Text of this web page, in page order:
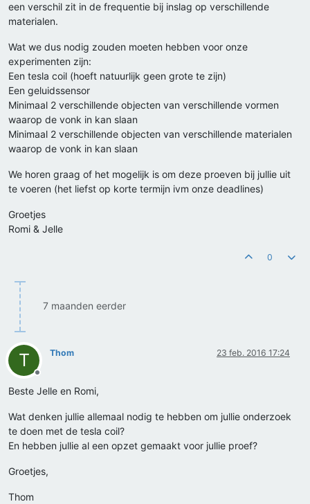
een verschil zit in de frequentie bij inslag op verschillende
materialen.
Wat we dus nodig zouden moeten hebben voor onze
experimenten zijn:
Een tesla coil (hoeft natuurlijk geen grote te zijn)
Een geluidssensor
Minimaal 2 verschillende objecten van verschillende vormen
waarop de vonk in kan slaan
Minimaal 2 verschillende objecten van verschillende materialen
waarop de vonk in kan slaan
We horen graag of het mogelijk is om deze proeven bij jullie uit
te voeren (het liefst op korte termijn ivm onze deadlines)
Groetjes
Romi & Jelle
0
7 maanden eerder
T
Offline
Thom 23 feb. 2016 17:24
Beste Jelle en Romi,
Wat denken jullie allemaal nodig te hebben om jullie onderzoek
te doen met de tesla coil?
En hebben jullie al een opzet gemaakt voor jullie proef?
Groetjes,
Thom